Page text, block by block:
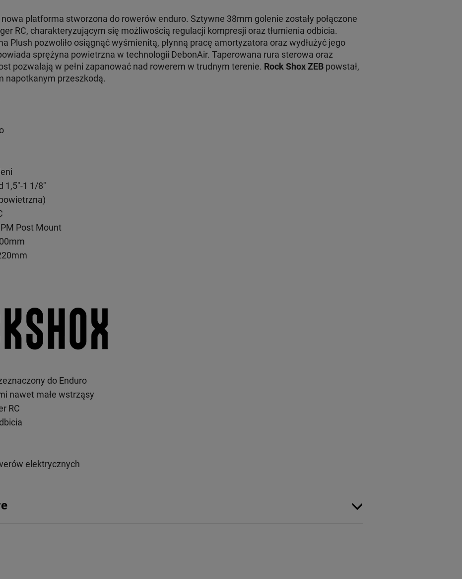
nowa platforma stworzona do rowerów enduro. Sztywne 38mm golenie zostały połączone
RC, charakteryzującym się możliwością regulacji kompresji oraz tłumienia odbicia.
Plush pozwoliło osiągnąć wyśmienitą, płynną pracę amortyzatora oraz wydłużyć jego
sprężyna powietrzna w technologii DebonAir. Taperowana rura sterowa oraz
pozwalają w pełni zapanować nad rowerem w trudnym terenie. Rock Shox ZEBpowstał,
napotkanym przeszkodą.
1,5"-1 1/8"
Post Mount
do Enduro
nawet małe wstrząsy
RC
elektrycznych